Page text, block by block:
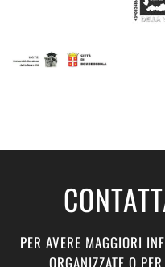
PER AVERE MAGGIORI
ORGANIZZATE O